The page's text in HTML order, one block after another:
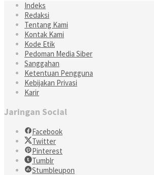
Indeks
Redaksi
Tentang Kami
Kontak Kami
Kode Etik
Pedoman Media Siber
Sanggahan
Ketentuan Pengguna
Kebijakan Privasi
Karir
Jaringan Social
Facebook
Twitter
Pinterest
Tumblr
Stumbleupon